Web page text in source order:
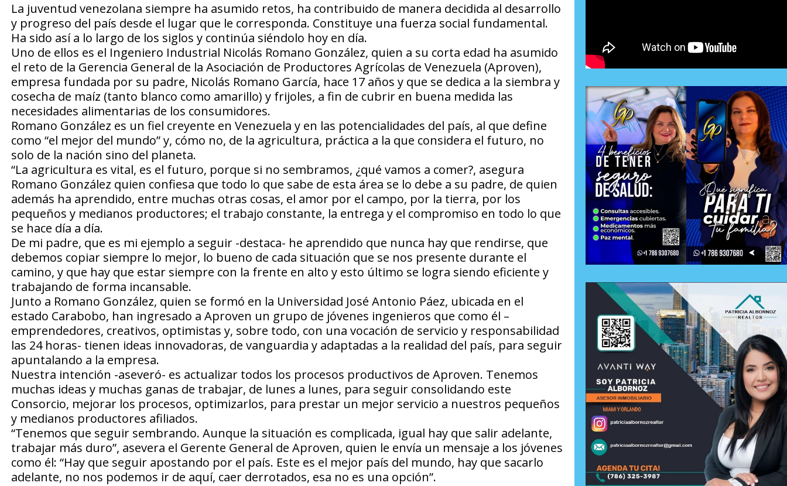
La juventud venezolana siempre ha asumido retos, ha contribuido de manera decidida al desarrollo
y progreso del país desde el lugar que le corresponda. Constituye una fuerza social fundamental.
Ha sido así a lo largo de los siglos y continúa siéndolo hoy en día.
Uno de ellos es el Ingeniero Industrial Nicolás Romano González, quien a su corta edad ha asumido
el reto de la Gerencia General de la Asociación de Productores Agrícolas de Venezuela (Aproven),
empresa fundada por su padre, Nicolás Romano García, hace 17 años y que se dedica a la siembra y
cosecha de maíz (tanto blanco como amarillo) y frijoles, a fin de cubrir en buena medida las
necesidades alimentarias de los consumidores.
Romano González es un fiel creyente en Venezuela y en las potencialidades del país, al que define
como “el mejor del mundo” y, cómo no, de la agricultura, práctica a la que considera el futuro, no
solo de la nación sino del planeta.
“La agricultura es vital, es el futuro, porque si no sembramos, ¿qué vamos a comer?, asegura
Romano González quien confiesa que todo lo que sabe de esta área se lo debe a su padre, de quien
además ha aprendido, entre muchas otras cosas, el amor por el campo, por la tierra, por los
pequeños y medianos productores; el trabajo constante, la entrega y el compromiso en todo lo que
se hace día a día.
De mi padre, que es mi ejemplo a seguir -destaca- he aprendido que nunca hay que rendirse, que
debemos copiar siempre lo mejor, lo bueno de cada situación que se nos presente durante el
camino, y que hay que estar siempre con la frente en alto y esto último se logra siendo eficiente y
trabajando de forma incansable.
Junto a Romano González, quien se formó en la Universidad José Antonio Páez, ubicada en el
estado Carabobo, han ingresado a Aproven un grupo de jóvenes ingenieros que como él –
emprendedores, creativos, optimistas y, sobre todo, con una vocación de servicio y responsabilidad
las 24 horas- tienen ideas innovadoras, de vanguardia y adaptadas a la realidad del país, para seguir
apuntalando a la empresa.
Nuestra intención -aseveró- es actualizar todos los procesos productivos de Aproven. Tenemos
muchas ideas y muchas ganas de trabajar, de lunes a lunes, para seguir consolidando este
Consorcio, mejorar los procesos, optimizarlos, para prestar un mejor servicio a nuestros pequeños
y medianos productores afiliados.
“Tenemos que seguir sembrando. Aunque la situación es complicada, igual hay que salir adelante,
trabajar más duro”, asevera el Gerente General de Aproven, quien le envía un mensaje a los jóvenes
como él: “Hay que seguir apostando por el país. Este es el mejor país del mundo, hay que sacarlo
adelante, no nos podemos ir de aquí, caer derrotados, esa no es una opción”.